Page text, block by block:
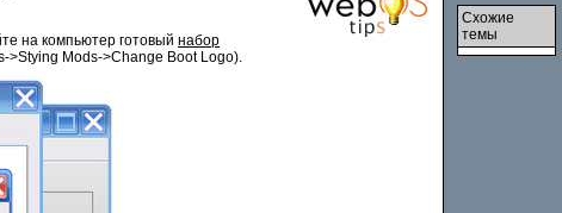
на компьютер готовый набор
>Stying Mods->Change Boot Logo).
Схожие
темы